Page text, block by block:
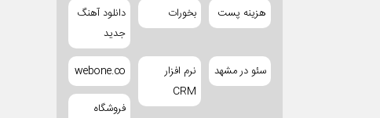
هزینه پست بخورات
دانلود آهنگ
جدید
سئو در مشهد
نرم افزار
CRM
webone.co
فروشگاه